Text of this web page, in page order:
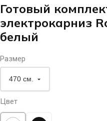
Готовый
электрокарниз
белый
Размер
Цвет